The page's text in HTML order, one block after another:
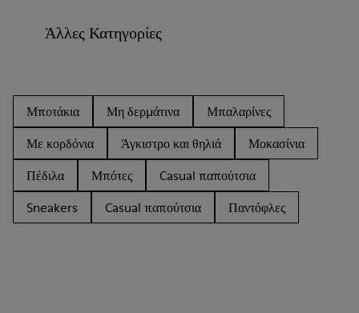
Άλλες Κατηγορίες
Μποτάκια Μη δερμάτινα
Μπαλαρίνες
Με κορδόνια
Άγκιστρο και θηλιά
Μοκασίνια
Πέδιλα
Μπότες
Casual παπούτσια
Sneakers
Casual παπούτσια Παντόφλες